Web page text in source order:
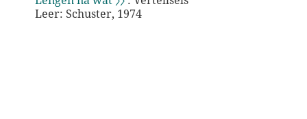
Leer: Schuster, 1974